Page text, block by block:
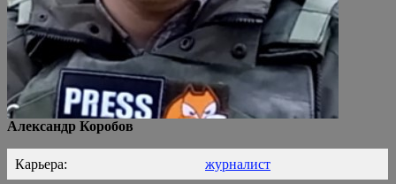
Александр Коробов
Карьера: журналист